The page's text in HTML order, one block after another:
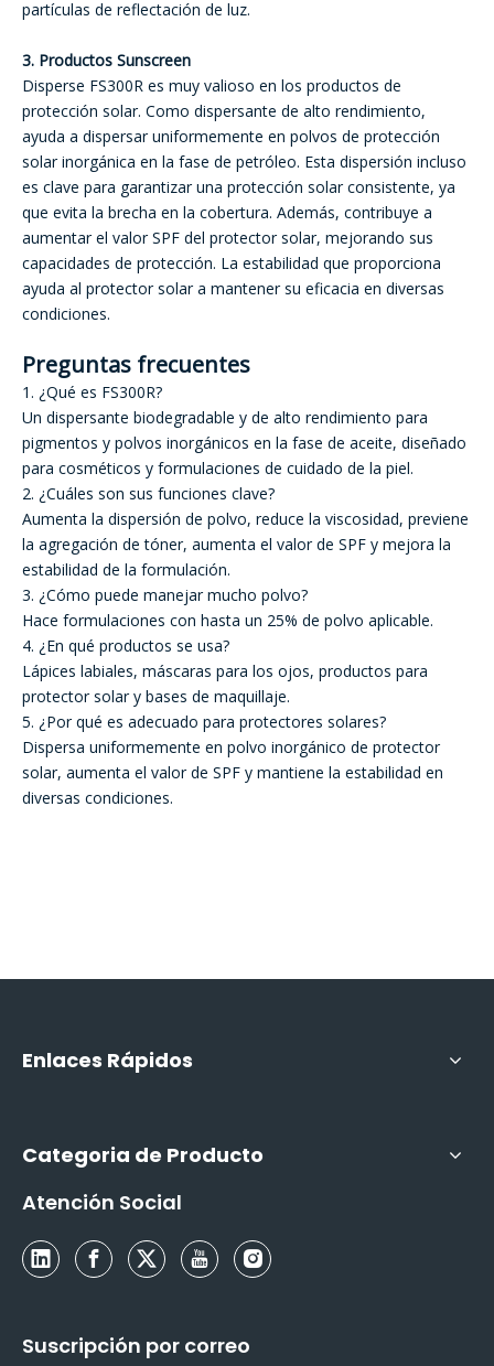
partículas de reflectación de luz.
3. Productos Sunscreen
Disperse FS300R es muy valioso en los productos de
protección solar. Como dispersante de alto rendimiento,
ayuda a dispersar uniformemente en polvos de protección
solar inorgánica en la fase de petróleo. Esta dispersión incluso
es clave para garantizar una protección solar consistente, ya
que evita la brecha en la cobertura. Además, contribuye a
aumentar el valor SPF del protector solar, mejorando sus
capacidades de protección. La estabilidad que proporciona
ayuda al protector solar a mantener su eficacia en diversas
condiciones.
Preguntas frecuentes
1. ¿Qué es FS300R?
Un dispersante biodegradable y de alto rendimiento para
pigmentos y polvos inorgánicos en la fase de aceite, diseñado
para cosméticos y formulaciones de cuidado de la piel.
2. ¿Cuáles son sus funciones clave?
Aumenta la dispersión de polvo, reduce la viscosidad, previene
la agregación de tóner, aumenta el valor de SPF y mejora la
estabilidad de la formulación.
3. ¿Cómo puede manejar mucho polvo?
Hace formulaciones con hasta un 25% de polvo aplicable.
4. ¿En qué productos se usa?
Lápices labiales, máscaras para los ojos, productos para
protector solar y bases de maquillaje.
5. ¿Por qué es adecuado para protectores solares?
Dispersa uniformemente en polvo inorgánico de protector
solar, aumenta el valor de SPF y mantiene la estabilidad en
diversas condiciones.
Enlaces Rápidos
Categoria de Producto
Atención Social
Suscripción por correo